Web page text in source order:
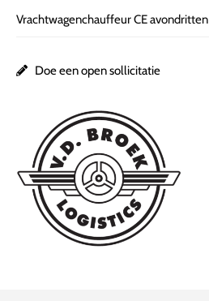
Vrachtwagenchauffeur CE avondritten
Doe een open sollicitatie